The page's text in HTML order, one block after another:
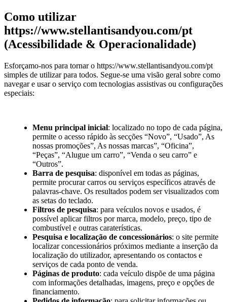
Como utilizar
https://www.stellantisandyou.com/pt
(Acessibilidade & Operacionalidade)
Esforçamo-nos para tornar o https://www.stellantisandyou.com/pt
simples de utilizar para todos. Segue-se uma visão geral sobre como
navegar e usar o serviço com tecnologias assistivas ou configurações
especiais:
Menu principal inicial: localizado no topo de cada página,
permite o acesso rápido às secções “Novo”, “Usado”, As
nossas promoções”, As nossas marcas”, “Oficina”,
“Peças”, “Alugue um carro”, “Venda o seu carro” e
“Outros”.
Barra de pesquisa: disponível em todas as páginas,
permite procurar carros ou serviços específicos através de
palavras-chave. Os resultados podem ser visualizados com
as setas do teclado.
Filtros de pesquisa: para veículos novos e usados, é
possível aplicar filtros por marca, modelo, preço, tipo de
combustível e outras caraterísticas.
Pesquisa e localização de concessionários: o site permite
localizar concessionários próximos mediante a inserção da
localização do utilizador, apresentando os contactos e
serviços de cada ponto de venda.
Páginas de produto: cada veículo dispõe de uma página
com informações detalhadas, imagens, preço e opções de
financiamento.